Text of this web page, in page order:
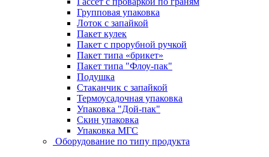
Групповая упаковка
Лоток с запайкой
Пакет кулек
Пакет с прорубной ручкой
Пакет типа «брикет»
Пакет типа "Флоу-пак"
Подушка
Стаканчик с запайкой
Термоусадочная упаковка
Упаковка "Дой-пак"
Скин упаковка
Упаковка МГС
Оборудование по типу продукта